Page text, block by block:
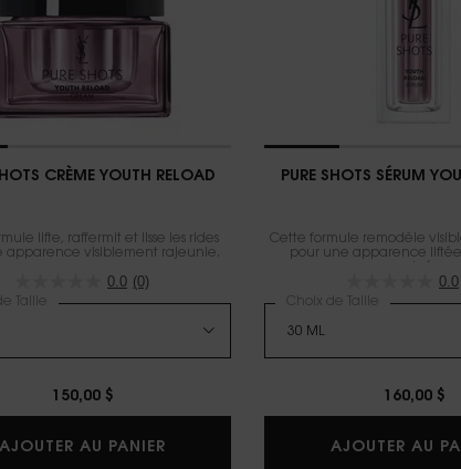
CRÈME YOUTH RELOAD
lifte, raffermit et lisse les rides
apparence visiblement rajeunie.
0.0 (0)
Taille
150,00 $
AJOUTER AU PANIER PURE SHOTS CRÈME YOUTH
PURE SHOTS SÉRUM
Cette formule remodèle
pour une apparence
0.0
Choix de Taille
160,00 $
AJOUTER AU